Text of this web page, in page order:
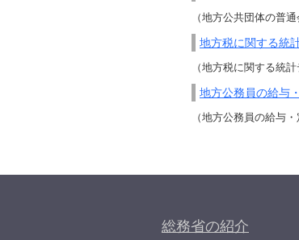
（地方公共団体の普
地方税に関する統
（地方税に関する統
地方公務員の給与
（地方公務員の給与
総務省の紹介